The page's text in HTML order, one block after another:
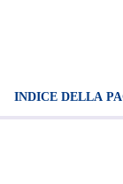
INDICE DELLA